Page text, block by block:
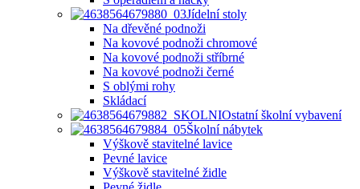
Jídelní stoly
Na dřevěné podnoži
Na kovové podnoži chromové
Na kovové podnoži stříbrné
Na kovové podnoži černé
S oblými rohy
Skládací
Ostatní školní vybavení
Školní nábytek
Výškově stavitelné lavice
Pevné lavice
Výškově stavitelné židle